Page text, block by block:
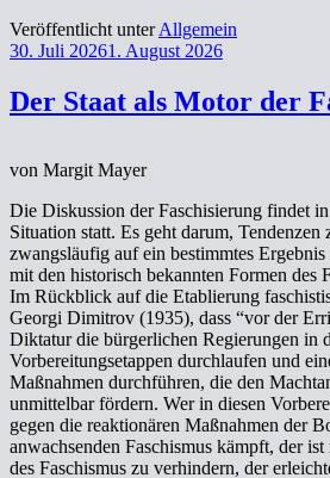
Veröffentlicht unterAllgemein
Der Staat als Motor der
30. Juli 20261. August 2026
von Margit Mayer
Die Diskussion der Faschisierung findet
Situation statt. Es geht darum,
zwangsläufig auf ein bestimmtes Ergebnis
mit den historisch bekannten Formen des
Im Rückblick auf die Etablierung
Georgi Dimitrov (1935), dass “vor der
Diktatur die bürgerlichen Regierungen in
Vorbereitungsetappen durchlaufen und
Maßnahmen durchführen, die den
unmittelbar fördern. Wer in diesen
gegen die reaktionären Maßnahmen der
anwachsenden Faschismus kämpft, der
des Faschismus zu verhindern, der